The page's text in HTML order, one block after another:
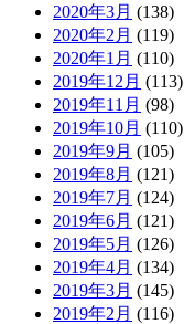
2020年3月 (138)
2020年2月 (119)
2020年1月 (110)
2019年12月 (113)
2019年11月 (98)
2019年10月 (110)
2019年9月 (105)
2019年8月 (121)
2019年7月 (124)
2019年6月 (121)
2019年5月 (126)
2019年4月 (134)
2019年3月 (145)
2019年2月 (116)